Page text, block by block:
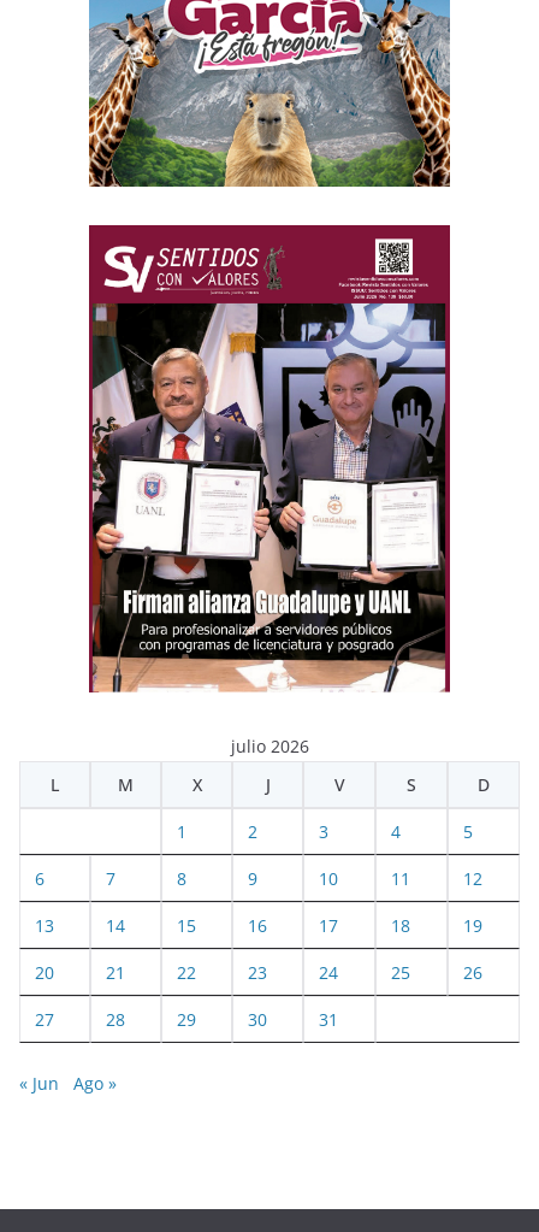
julio 2026
L
M X J V S D
1 2 3 4 5
6 7 8 9 10 11 12
13 14 15 16 17 18 19
20 21 22 23 24 25 26
27 28 29 30 31
« Jun Ago »